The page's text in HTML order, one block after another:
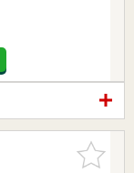
お気に入
りに追加